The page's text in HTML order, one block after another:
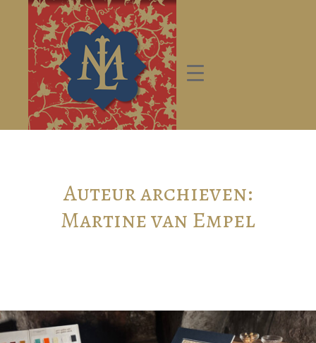
Auteur archieven:
Martine van Empel